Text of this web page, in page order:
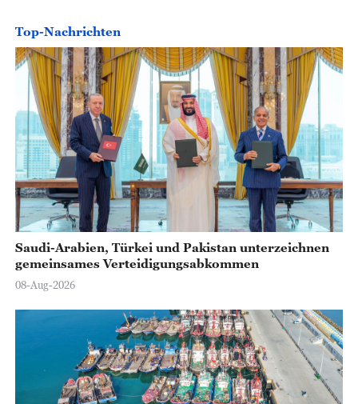
y
V
i
d
e
o
Top-Nachrichten
Saudi-Arabien, Türkei und Pakistan unterzeichnen
gemeinsames Verteidigungsabkommen
08-Aug-2026